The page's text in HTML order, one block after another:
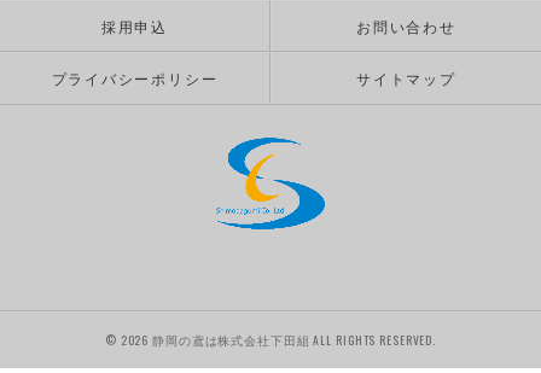
採用申込 お問い合わせ
プライバシーポリシー サイトマップ
© 2026 静岡の鳶は株式会社下田組 ALL RIGHTS RESERVED.